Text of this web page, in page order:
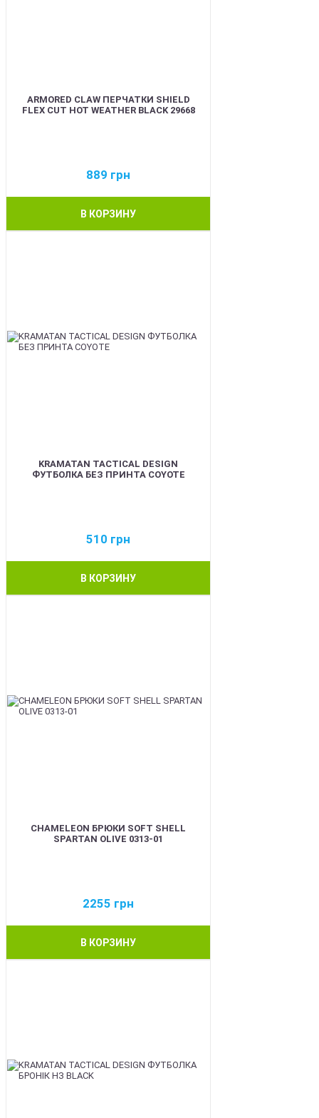
ARMORED CLAW ПЕРЧАТКИ SHIELD
FLEX CUT HOT WEATHER BLACK 29668
889 грн
В КОРЗИНУ
KRAMATAN TACTICAL DESIGN
ФУТБОЛКА БЕЗ ПРИНТА COYOTE
510 грн
В КОРЗИНУ
CHAMELEON БРЮКИ SOFT SHELL
SPARTAN OLIVE 0313-01
2255 грн
В КОРЗИНУ